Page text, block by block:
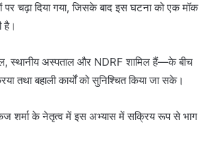
चढ़ा दिया गया, जिसके बाद इस घटना को एक मॉक
है।
स्थानीय अस्पताल और NDRF शामिल हैं—के बीच
तथा बहाली कार्यों को सुनिश्चित किया जा सके।
शर्मा के नेतृत्व में इस अभ्यास में सक्रिय रूप से भाग